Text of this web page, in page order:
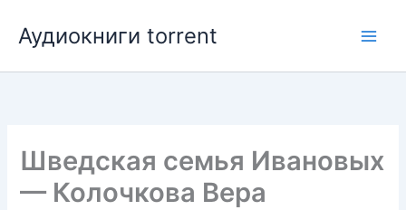
содержимому
Аудиокниги torrent
Шведская семья Ивановых
— Колочкова Вера